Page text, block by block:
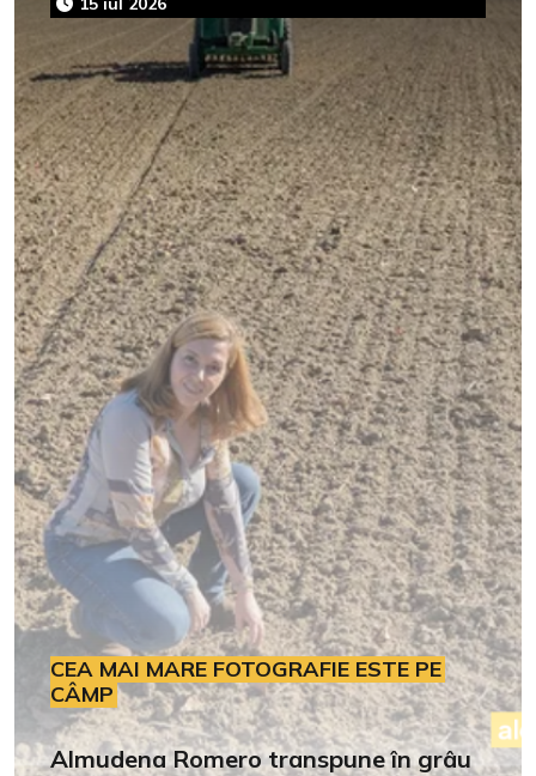
CEA MAI MARE FOTOGRAFIE ESTE PE
CÂMP
Almudena Romero transpune în grâu